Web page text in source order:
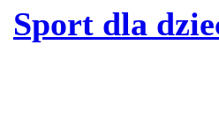
Sport dla